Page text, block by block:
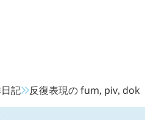
記 反復表現のfum, piv, dok